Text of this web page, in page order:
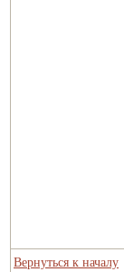
Вернуться к началу